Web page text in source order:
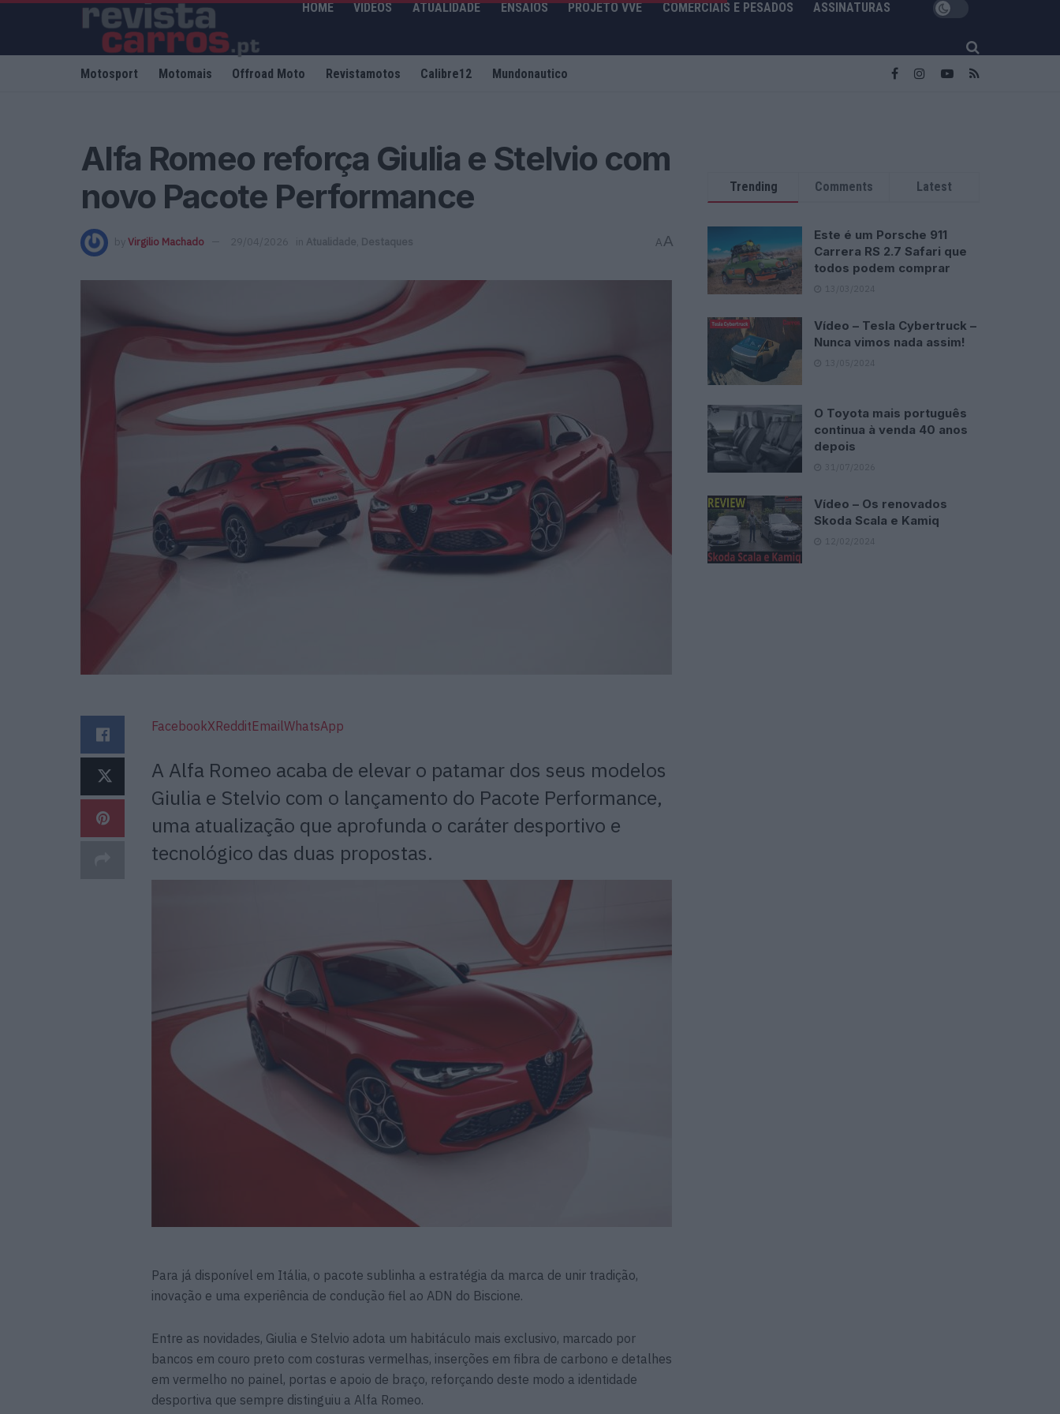
HOME VIDEOS ATUALIDADE ENSAIOS PROJETO VVE COMERCIAIS E PESADOS ASSINATURAS
Motosport Motomais Offroad Moto Revistamotos Calibre12 Mundonautico
Alfa Romeo reforça Giulia e Stelvio com
novo Pacote Performance
by Virgilio Machado 29/04/2026 in Atualidade Destaques AA
FacebookXRedditEmailWhatsApp
A Alfa Romeo acaba de elevar o patamar dos seus modelos
Giulia e Stelvio com o lançamento do Pacote Performance,
uma atualização que aprofunda o caráter desportivo e
tecnológico das duas propostas.
Para já disponível em Itália, o pacote sublinha a estratégia da marca de unir tradição,
inovação e uma experiência de condução fiel ao ADN do Biscione.
Entre as novidades, Giulia e Stelvio adota um habitáculo mais exclusivo, marcado por
bancos em couro preto com costuras vermelhas, inserções em fibra de carbono e detalhes
em vermelho no painel, portas e apoio de braço, reforçando deste modo a identidade
desportiva que sempre distinguiu a Alfa Romeo.
Trending Comments Latest
Este é um Porsche 911
Carrera RS 2.7 Safari que
todos podem comprar
13/03/2024
Vídeo – Tesla Cybertruck –
Nunca vimos nada assim!
13/05/2024
O Toyota mais português
continua à venda 40 anos
depois
31/07/2026
Vídeo – Os renovados
Skoda Scala e Kamiq
12/02/2024